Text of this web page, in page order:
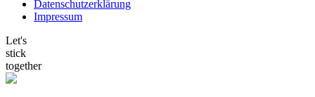
Datenschutzerklärung
Impressum
Let's
stick
together